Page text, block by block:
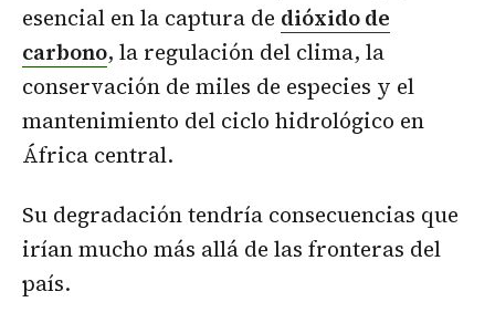
esencial en la captura de dióxido de
carbono, la regulación del clima, la
conservación de miles de especies y el
mantenimiento del ciclo hidrológico en
África central.
Su degradación tendría consecuencias que
irían mucho más allá de las fronteras del
país.